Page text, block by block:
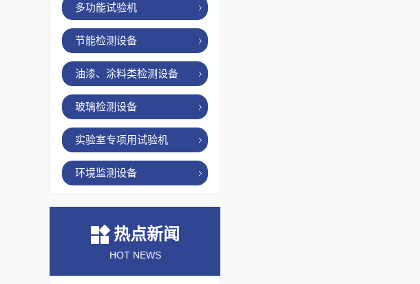
多功能试验机
节能检测设备
油漆、涂料类检测设备
玻璃检测设备
实验室专项用试验机
环境监测设备
热点新闻
HOT NEWS